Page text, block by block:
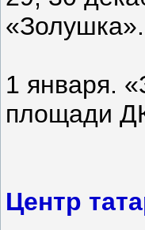
1 января.
площади
Центр